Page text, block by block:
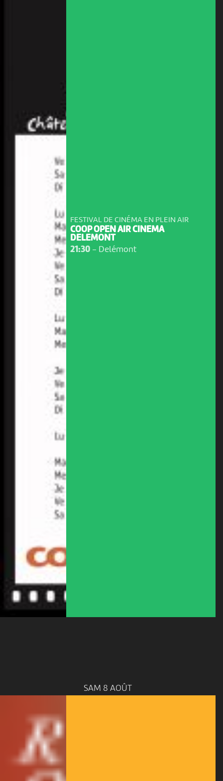
FESTIVAL DE CINÉMA EN PLEIN AIR
COOP OPEN AIR CINEMA
DELEMONT
21:30- Delémont
SAM 8 AOÛT